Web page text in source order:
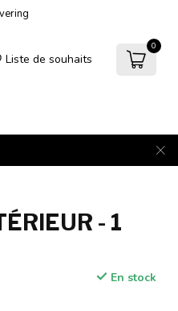
Liste de souhaits
0
- 1
En stock